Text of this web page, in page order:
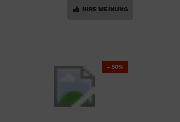
IHRE MEINUNG
- 50%